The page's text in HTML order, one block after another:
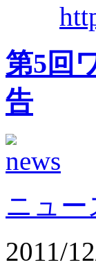
第5回
告
ニュー
2011/